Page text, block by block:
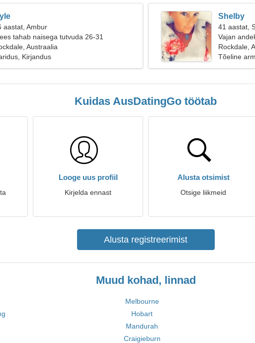
aastat, Ambur
tahab naisega tutvuda 26-31
Austraalia
Kirjandus
Shelby
41 aastat,
Vajan
Rockdale,
Tõeline
Kuidas AusDatingGo töötab
Looge uus profiil
Kirjelda ennast
Alusta otsimist
Otsige liikmeid
Alusta registreerimist
Muud kohad, linnad
Melbourne
Hobart
Mandurah
Craigieburn